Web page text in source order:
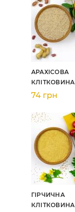
АРАХІСОВА
КЛІТКОВИНА
74 грн
ГІРЧИЧНА
КЛІТКОВИНА